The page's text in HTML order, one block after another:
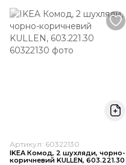
Артикул: 60322130
IKEA Комод, 2 шухляди, чорно-
коричневий KULLEN, 603.221.30